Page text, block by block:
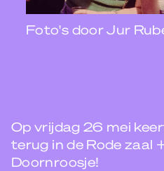
Foto's door Jur
Op vrijdag 26 mei
terug in de Rode zaal
Doornroosje!